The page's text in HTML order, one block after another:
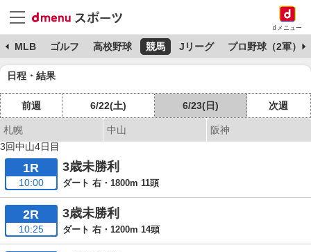
dメニュー
MLB ゴルフ 高校野球 競馬 Jリーグ プロ野球（2軍）
日程・結果
前週 6/22(土) 6/23(日) 次週
札幌 中山
阪神
3回中山4日目
1R
10:00
3歳未勝利
ダート 右・1800m 11頭
2R
10:25
3歳未勝利
ダート 右・1200m 14頭